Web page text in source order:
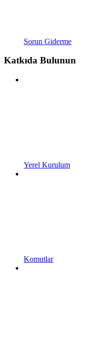
Sorun Giderme
Katkıda Bulunun
Yerel Kurulum
Komutlar